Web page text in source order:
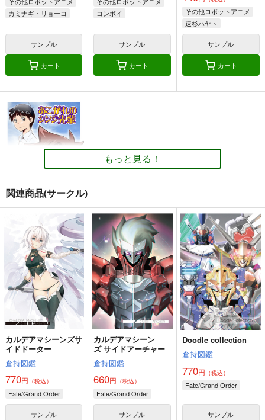
カミナギ・リョーコ
ミサキ・シズノ
サンプル
カート
コンボイ
サンプル
カート
その他ロボットアニメ
速杉ハヤト
速杉ホクト
三原フタバサンプル
カート
あこがれのシンジ先輩
夢屋花乃屋
440円（税込）
その他ロボットアニメ
速杉ハヤト
碇シンジ
男鹿アキタ
サンプル
カート
もっと見る！
関連商品(サークル)
カルデアマシーンズサ
イドドーター
倉持図鑑
770円 （税込）
Fate/Grand Order
サンプル
カルデアマシーン
ズ サイドアーチャー
倉持図鑑
660円 （税込）
Fate/Grand Order
サンプル
Doodle collection
倉持図鑑
770円 （税込）
Fate/Grand Order
サンプル